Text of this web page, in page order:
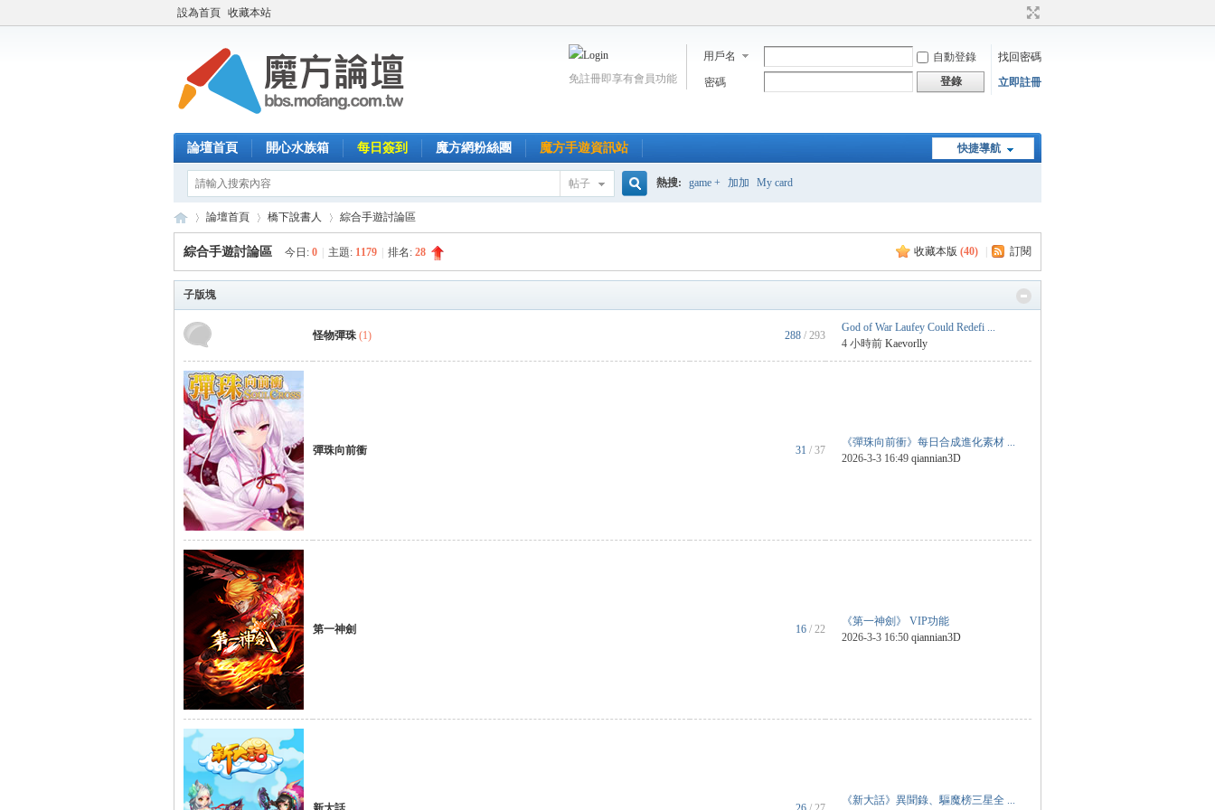
設為首頁 收藏本站
用戶名 自動登錄
找回密碼
密碼
登錄 立即註冊
免註冊即享有會員功能
快捷導航
論壇首頁 開心水族箱 每日簽到 魔方網粉絲團 魔方手遊資訊站
帖子 熱搜: game + 加加 My card
魔
方
»
論壇首頁 橋下說書人 綜合手遊討論區
收藏本版 (40) 訂閱
綜合手遊討論區 今日: 0 主題: 1179 排名: 28
子版塊
怪物彈珠 (1) 288 / 293
God of War Laufey Could Redefi ...
4 小時前 Kaevorlly
彈珠向前衝 31 / 37
《彈珠向前衝》每日合成進化素材 ...
2026-3-3 16:49 qiannian3D
第一神劍 16 / 22
《第一神劍》 VIP功能
2026-3-3 16:50 qiannian3D
《新大話》異聞錄、驅魔榜三星全 ...